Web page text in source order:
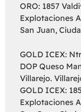
ORO: 1857
Explotaciones
San Juan,
GOLD ICEX:
DOP Queso
Villarejo.
GOLD ICEX:
Explotaciones